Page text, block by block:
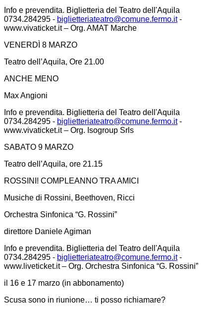
Info e prevendita. Biglietteria del Teatro dell'Aquila
0734.284295 - biglietteriateatro@comune.fermo.it-
www.vivaticket.it – Org. AMAT Marche
VENERDÌ 8 MARZO
Teatro dell’Aquila, Ore 21.00
ANCHE MENO
Max Angioni
Info e prevendita. Biglietteria del Teatro dell'Aquila
0734.284295 - biglietteriateatro@comune.fermo.it-
www.vivaticket.it – Org. Isogroup Srls
SABATO 9 MARZO
Teatro dell’Aquila, ore 21.15
ROSSINI! COMPLEANNO TRA AMICI
Musiche di Rossini, Beethoven, Ricci
Orchestra Sinfonica “G. Rossini”
direttore Daniele Agiman
Info e prevendita. Biglietteria del Teatro dell'Aquila
0734.284295 - biglietteriateatro@comune.fermo.it-
www.liveticket.it – Org. Orchestra Sinfonica “G. Rossini”
il 16 e 17 marzo (in abbonamento)
Scusa sono in riunione… ti posso richiamare?